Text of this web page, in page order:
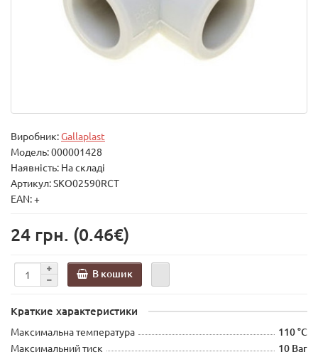
Виробник:Gallaplast
Модель:000001428
Наявність: На складі
Артикул: SKO02590RCT
EAN: +
24 грн. (0.46€)
В кошик
Краткие характеристики
Максимальна температура 110 °C
Максимальний тиск 10 Bar